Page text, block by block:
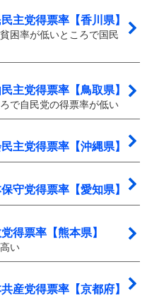
主党得票率【香川県】
困率が低いところで国民
主党得票率【鳥取県】
で自民党の得票率が低い
主党得票率【沖縄県】
守党得票率【愛知県】
得票率【熊本県】
い
産党得票率【京都府】